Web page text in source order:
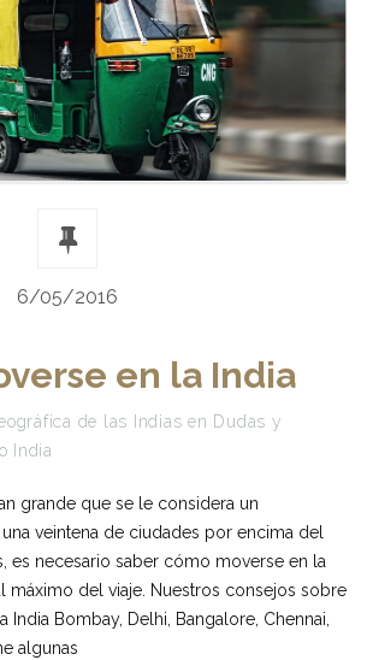
6/05/2016
en la India
de las Indias en Dudas y
India
grande que se le considera un
veintena de ciudades por encima del
es necesario saber cómo moverse en la
máximo del viaje. Nuestros consejos sobre
Bombay, Delhi, Bangalore, Chennai,
algunas